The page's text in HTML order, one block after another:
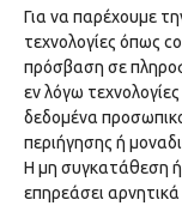
Για να παρέχουμε
τεχνολογίες όπως
πρόσβαση σε
εν λόγω
δεδομένα
περιήγησης ή
Η μη συγκατάθεση
επηρεάσει αρνητικά
Hack
Game
22/04/
2026
15/04/